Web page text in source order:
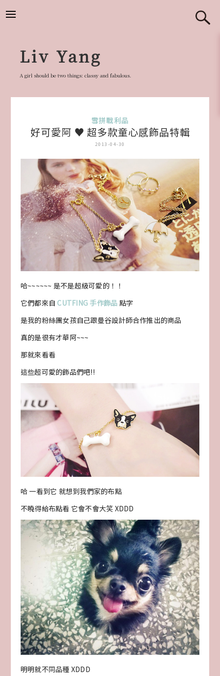
Liv Yang
A girl should be two things: classy and fabulous.
雪拼戰利品
好可愛阿 ♥ 超多款童心感飾品特輯
2013-04-30
哈~~~~~~ 是不是超級可愛的！！
它們都來自 CUTFING 手作飾品 點字
是我的粉絲團女孩自己跟曼谷設計師合作推出的商品
真的是很有才華阿~~~
那就來看看
這些超可愛的飾品們吧!!
哈 一看到它 就想到我們家的布點
不曉得給布點看 它會不會大笑 XDDD
明明就不同品種 XDDD